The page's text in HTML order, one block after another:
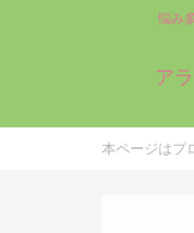
悩み
ア
本ページはプ